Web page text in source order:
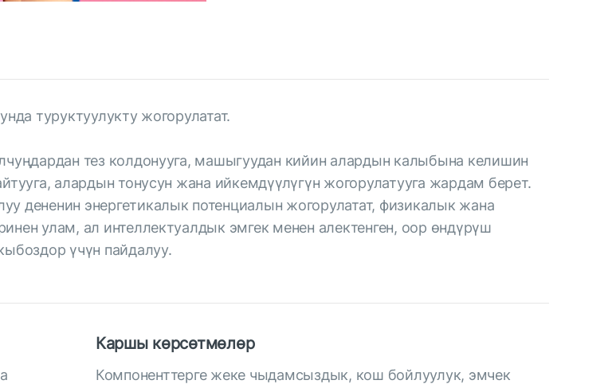
туруктуулукту жогорулатат.
тез колдонууга, машыгуудан кийин алардын калыбына келишин
алардын тонусун жана ийкемдүүлүгүн жогорулатууга жардам берет.
дененин энергетикалык потенциалын жогорулатат, физикалык жана
улам, ал интеллектуалдык эмгек менен алектенген, оор өндүрүш
үчүн пайдалуу.
Каршы көрсөтмөлөр
Компоненттерге жеке чыдамсыздык, кош бойлуулук, эмчек